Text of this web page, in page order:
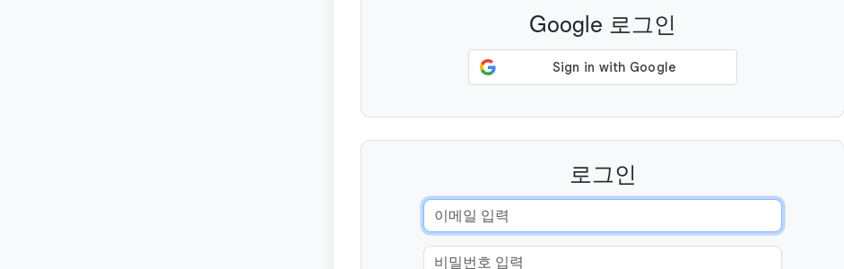
Google 로그인
로그인